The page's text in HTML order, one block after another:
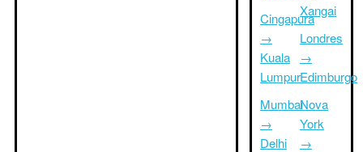
Cingapura
→
Kuala
Lumpur
Mumbai
→
Delhi
Xangai
Londres
→
Edimburgo
Nova
York
→